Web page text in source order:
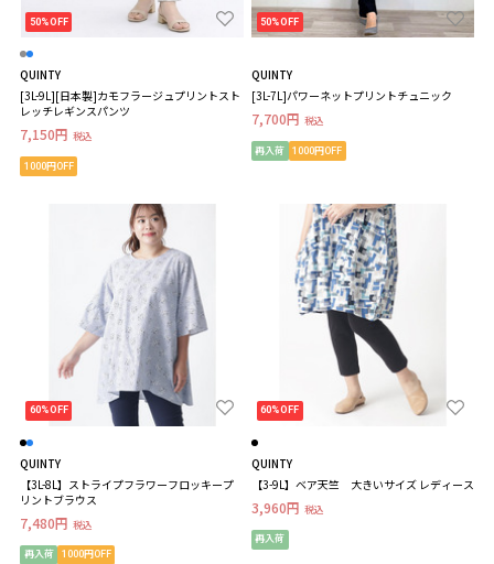
50%OFF
QUINTY
[3L-9L][日本製]カモフラージュプリントスト
レッチレギンスパンツ
7,150円 税込
1000円OFF
50%OFF
QUINTY
[3L-7L]パワーネットプリントチュニック
7,700円 税込
再入荷 1000円OFF
60%OFF
QUINTY
【3L-8L】ストライプフラワーフロッキープ
リントブラウス
7,480円 税込
再入荷 1000円OFF
60%OFF
QUINTY
【3-9L】ベア天竺 大きいサイズ レディース
3,960円 税込
再入荷